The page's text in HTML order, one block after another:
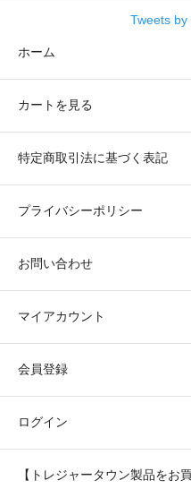
Tweets
ホーム
カートを見る
特定商取引法に基づく表記
プライバシーポリシー
お問い合わせ
マイアカウント
会員登録
ログイン
【トレジャータウン製品をお